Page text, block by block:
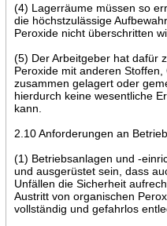
(4) Lagerräume müssen so
die höchstzulässige
Peroxide nicht überschritten
(5) Der Arbeitgeber hat dafür
Peroxide mit anderen
zusammen gelagert oder
hierdurch keine wesentliche
kann.
2.10 Anforderungen an
(1) Betriebsanlagen und -
und ausgerüstet sein, dass
Unfällen die Sicherheit
Austritt von organischen
vollständig und gefahrlos